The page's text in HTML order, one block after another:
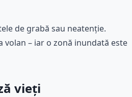
de grabă sau neatenție.
– iar o zonă inundată este
vieți